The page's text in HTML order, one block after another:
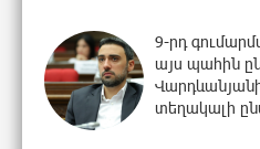
9-րդ
այս պահին
տեղակալի